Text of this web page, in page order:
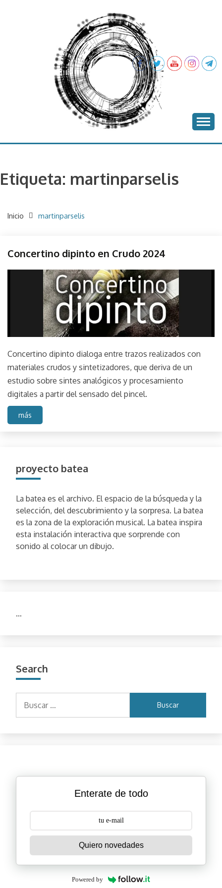
BATEA
Etiqueta: martinparselis
Inicio martinparselis
Perfos
Concertino dipinto en Crudo 2024
Concertino dipinto dialoga entre trazos realizados con
materiales crudos y sintetizadores, que deriva de un
estudio sobre sintes analógicos y procesamiento
digitales a partir del sensado del pincel.
más
proyecto batea
La batea es el archivo. El espacio de la búsqueda y la
selección, del descubrimiento y la sorpresa. La batea
es la zona de la exploración musical. La batea inspira
esta instalación interactiva que sorprende con
sonido al colocar un dibujo.
…
Search
Enterate de todo
Quiero novedades
Powered by